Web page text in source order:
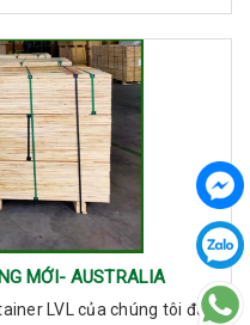
MỚI- AUSTRALIA
LVL của chúng tôi đã